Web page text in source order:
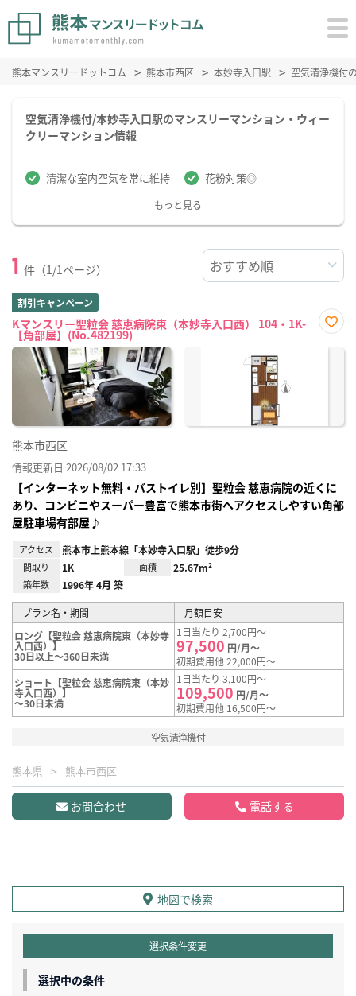
熊本マンスリードットコム 熊本市西区 本妙寺入口駅 空気清浄機付
空気清浄機付/本妙寺入口駅のマンスリーマンション・ウィー
クリーマンション情報
清潔な室内空気を常に維持 花粉対策◎
もっと見る
1 件（1/1ページ）
割引キャンペーン
Kマンスリー聖粒会 慈恵病院東（本妙寺入口西） 104・1K-
【角部屋】(No.482199)
に入
熊本市西区
情報更新日 2026/08/02 17:33
【インターネット無料・バストイレ別】聖粒会 慈恵病院の近くに
あり、コンビニやスーパー豊富で熊本市街へアクセスしやすい角部
屋駐車場有部屋♪
アクセス 熊本市上熊本線「本妙寺入口駅」徒歩9分
間取り 1K 面積 25.67m²
築年数 1996年 4月 築
プラン名・期間
月額目安
ロング【聖粒会 慈恵病院東（本妙寺
入口西）】
30日以上～360日未満
1日当たり 2,700円～
97,500 円/月～
初期費用他 22,000円～
ショート【聖粒会 慈恵病院東（本妙
寺入口西）】
～30日未満
1日当たり 3,100円～
109,500 円/月～
初期費用他 16,500円～
空気清浄機付
熊本県 熊本市西区
お問合わせ 電話する
地図で検索
選択条件変更
選択中の条件